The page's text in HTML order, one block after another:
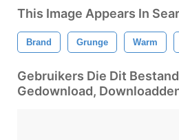
This Image Appears In
Brand Grunge Warm
Gebruikers Die Dit
Gedownload,